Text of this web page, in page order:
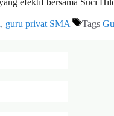
efektif bersama Suci
, guru privat SMA Tags